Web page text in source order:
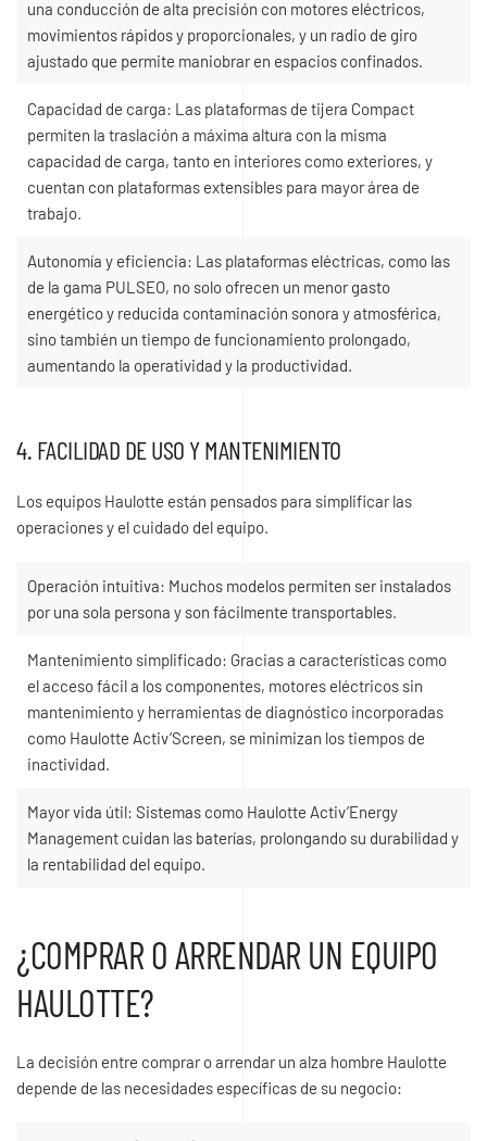
una conducción de alta precisión con motores eléctricos,
movimientos rápidos y proporcionales, y un radio de giro
ajustado que permite maniobrar en espacios confinados.
Capacidad de carga: Las plataformas de tijera Compact
permiten la traslación a máxima altura con la misma
capacidad de carga, tanto en interiores como exteriores, y
cuentan con plataformas extensibles para mayor área de
trabajo.
Autonomía y eficiencia: Las plataformas eléctricas, como las
de la gama PULSEO, no solo ofrecen un menor gasto
energético y reducida contaminación sonora y atmosférica,
sino también un tiempo de funcionamiento prolongado,
aumentando la operatividad y la productividad.
4. FACILIDAD DE USO Y MANTENIMIENTO
Los equipos Haulotte están pensados para simplificar las
operaciones y el cuidado del equipo.
Operación intuitiva: Muchos modelos permiten ser instalados
por una sola persona y son fácilmente transportables.
Mantenimiento simplificado: Gracias a características como
el acceso fácil a los componentes, motores eléctricos sin
mantenimiento y herramientas de diagnóstico incorporadas
como Haulotte Activ’Screen, se minimizan los tiempos de
inactividad.
Mayor vida útil: Sistemas como Haulotte Activ’Energy
Management cuidan las baterías, prolongando su durabilidad y
la rentabilidad del equipo.
¿COMPRAR O ARRENDAR UN EQUIPO
HAULOTTE?
La decisión entre comprar o arrendar un alza hombre Haulotte
depende de las necesidades específicas de su negocio: